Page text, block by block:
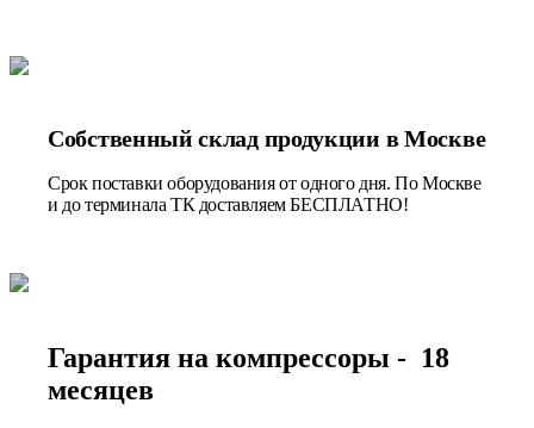
Собственный склад продукции в Москве
Срок поставки оборудования от одного дня. По Москве
и до терминала ТК доставляем БЕСПЛАТНО!
Гарантия на компрессоры - 18
месяцев